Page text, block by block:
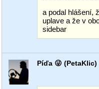
a podal hlášení,
uplave a že v
sidebar
Píďa 😜 (PetaKlic)